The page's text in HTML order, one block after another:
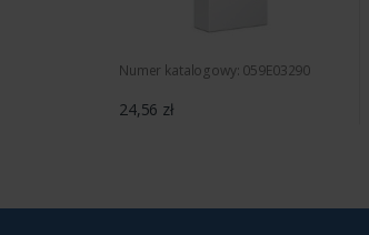
Numer katalogowy: 059E03290
24,56 zł